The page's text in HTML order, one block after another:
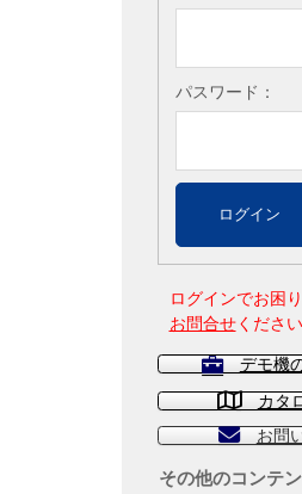
パスワード：
ログインでお困
お問合せください
デモ機
カタ
お問
その他のコンテ